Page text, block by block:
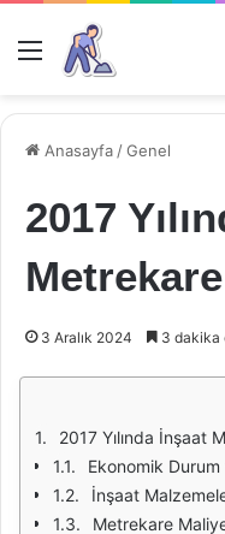
Menü
Anasayfa /Genel
2017
3 Aralık 2024 3 dakika
2017 Yılında İnşaat
Ekonomik
İnşaat
Metrekare